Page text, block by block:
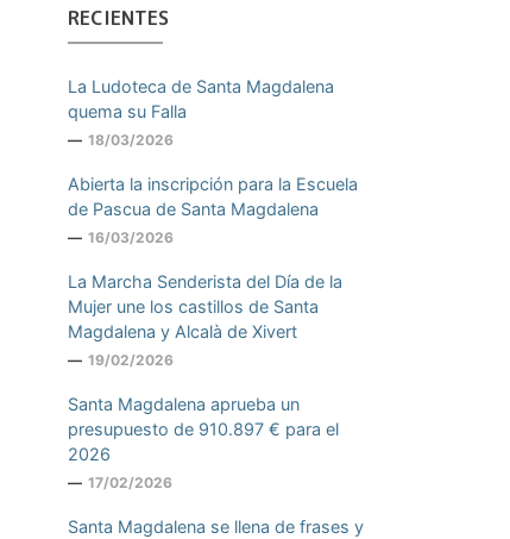
RECIENTES
La Ludoteca de Santa Magdalena
quema su Falla
18/03/2026
Abierta la inscripción para la Escuela
de Pascua de Santa Magdalena
16/03/2026
La Marcha Senderista del Día de la
Mujer une los castillos de Santa
Magdalena y Alcalà de Xivert
19/02/2026
Santa Magdalena aprueba un
presupuesto de 910.897 € para el
2026
17/02/2026
Santa Magdalena se llena de frases y